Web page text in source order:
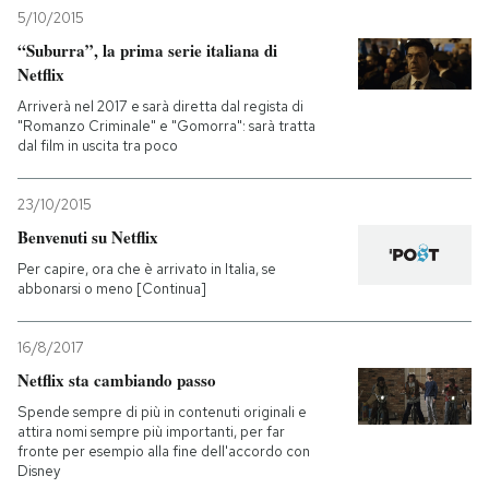
5/10/2015
“Suburra”, la prima serie italiana di
Netflix
Arriverà nel 2017 e sarà diretta dal regista di
"Romanzo Criminale" e "Gomorra": sarà tratta
dal film in uscita tra poco
23/10/2015
Benvenuti su Netflix
Per capire, ora che è arrivato in Italia, se
abbonarsi o meno [Continua]
16/8/2017
Netflix sta cambiando passo
Spende sempre di più in contenuti originali e
attira nomi sempre più importanti, per far
fronte per esempio alla fine dell'accordo con
Disney